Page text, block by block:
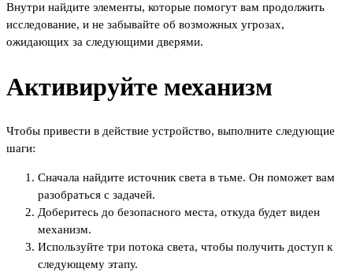
Внутри найдите элементы, которые помогут вам продолжить
исследование, и не забывайте об возможных угрозах,
ожидающих за следующими дверями.
Активируйте механизм
Чтобы привести в действие устройство, выполните следующие
шаги:
Сначала найдите источник света в тьме. Он поможет вам
разобраться с задачей.
Доберитесь до безопасного места, откуда будет виден
механизм.
Используйте три потока света, чтобы получить доступ к
следующему этапу.